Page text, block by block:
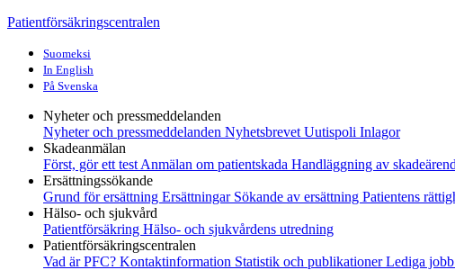
Patientförsäkringscentralen
Suomeksi
In English
På Svenska
Nyheter och pressmeddelanden
Nyheter och pressmeddelanden Nyhetsbrevet Uutispoli Inlagor
Skadeanmälan
Först, gör ett test Anmälan om patientskada Handläggning av
Ersättningssökande
Grund för ersättning Ersättningar Sökande av ersättning Patientens
Hälso- och sjukvård
Patientförsäkring Hälso- och sjukvårdens utredning
Patientförsäkringscentralen
Vad är PFC? Kontaktinformation Statistik och publikationerLediga jobb